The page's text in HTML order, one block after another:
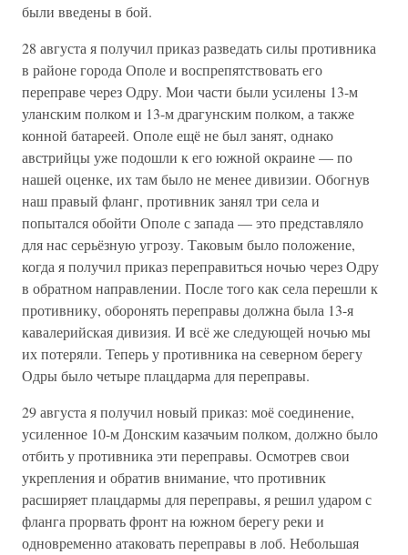
были введены в бой.
28 августа я получил приказ разведать силы противника
в районе города Ополе и воспрепятствовать его
переправе через Одру. Мои части были усилены 13-м
уланским полком и 13-м драгунским полком, а также
конной батареей. Ополе ещё не был занят, однако
австрийцы уже подошли к его южной окраине — по
нашей оценке, их там было не менее дивизии. Обогнув
наш правый фланг, противник занял три села и
попытался обойти Ополе с запада — это представляло
для нас серьёзную угрозу. Таковым было положение,
когда я получил приказ переправиться ночью через Одру
в обратном направлении. После того как села перешли к
противнику, оборонять переправы должна была 13-я
кавалерийская дивизия. И всё же следующей ночью мы
их потеряли. Теперь у противника на северном берегу
Одры было четыре плацдарма для переправы.
29 августа я получил новый приказ: моё соединение,
усиленное 10-м Донским казачьим полком, должно было
отбить у противника эти переправы. Осмотрев свои
укрепления и обратив внимание, что противник
расширяет плацдармы для переправы, я решил ударом с
фланга прорвать фронт на южном берегу реки и
одновременно атаковать переправы в лоб. Небольшая